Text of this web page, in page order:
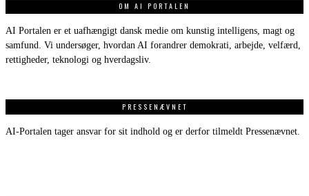
OM AI PORTALEN
AI Portalen er et uafhængigt dansk medie om kunstig intelligens, magt og
samfund. Vi undersøger, hvordan AI forandrer demokrati, arbejde, velfærd,
rettigheder, teknologi og hverdagsliv.
PRESSENÆVNET
AI-Portalen tager ansvar for sit indhold og er derfor tilmeldt Pressenævnet.